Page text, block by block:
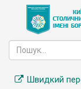
Швидкий